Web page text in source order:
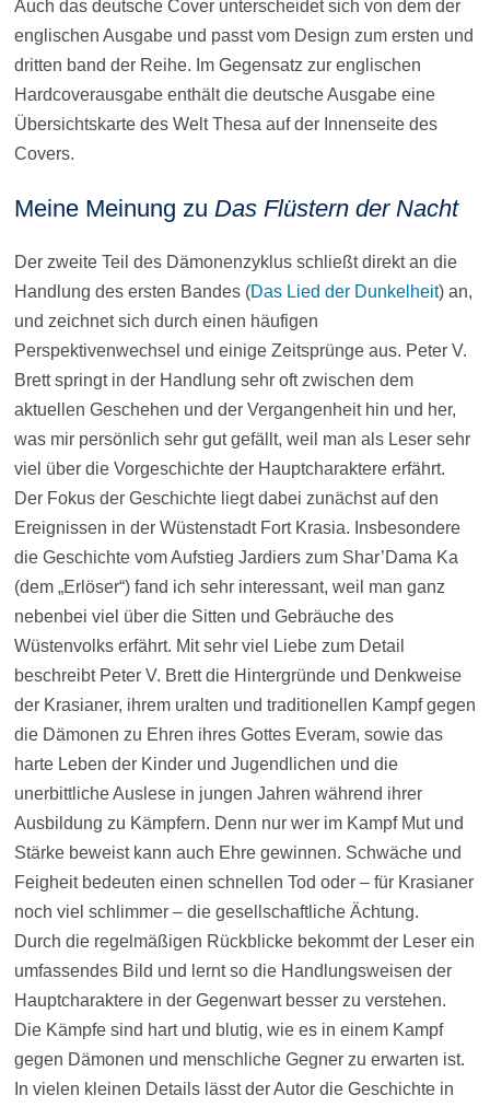
Auch das deutsche Cover unterscheidet sich von dem der
englischen Ausgabe und passt vom Design zum ersten und
dritten band der Reihe. Im Gegensatz zur englischen
Hardcoverausgabe enthält die deutsche Ausgabe eine
Übersichtskarte des Welt Thesa auf der Innenseite des
Covers.
Meine Meinung zu Das Flüstern der Nacht
Der zweite Teil des Dämonenzyklus schließt direkt an die
Handlung des ersten Bandes (Das Lied der Dunkelheit) an,
und zeichnet sich durch einen häufigen
Perspektivenwechsel und einige Zeitsprünge aus. Peter V.
Brett springt in der Handlung sehr oft zwischen dem
aktuellen Geschehen und der Vergangenheit hin und her,
was mir persönlich sehr gut gefällt, weil man als Leser sehr
viel über die Vorgeschichte der Hauptcharaktere erfährt.
Der Fokus der Geschichte liegt dabei zunächst auf den
Ereignissen in der Wüstenstadt Fort Krasia. Insbesondere
die Geschichte vom Aufstieg Jardiers zum Shar’Dama Ka
(dem „Erlöser“) fand ich sehr interessant, weil man ganz
nebenbei viel über die Sitten und Gebräuche des
Wüstenvolks erfährt. Mit sehr viel Liebe zum Detail
beschreibt Peter V. Brett die Hintergründe und Denkweise
der Krasianer, ihrem uralten und traditionellen Kampf gegen
die Dämonen zu Ehren ihres Gottes Everam, sowie das
harte Leben der Kinder und Jugendlichen und die
unerbittliche Auslese in jungen Jahren während ihrer
Ausbildung zu Kämpfern. Denn nur wer im Kampf Mut und
Stärke beweist kann auch Ehre gewinnen. Schwäche und
Feigheit bedeuten einen schnellen Tod oder – für Krasianer
noch viel schlimmer – die gesellschaftliche Ächtung.
Durch die regelmäßigen Rückblicke bekommt der Leser ein
umfassendes Bild und lernt so die Handlungsweisen der
Hauptcharaktere in der Gegenwart besser zu verstehen.
Die Kämpfe sind hart und blutig, wie es in einem Kampf
gegen Dämonen und menschliche Gegner zu erwarten ist.
In vielen kleinen Details lässt der Autor die Geschichte in